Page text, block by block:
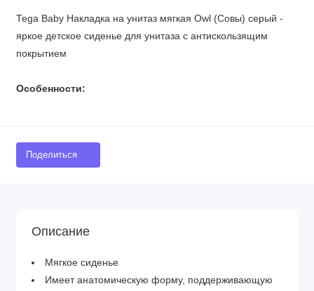
Tega Baby Накладка на унитаз мягкая Owl (Совы) серый -
яркое детское сиденье для унитаза с антискользящим
покрытием
Особенности:
Поделиться
Описание
Мягкое сиденье
Имеет анатомическую форму, поддерживающую